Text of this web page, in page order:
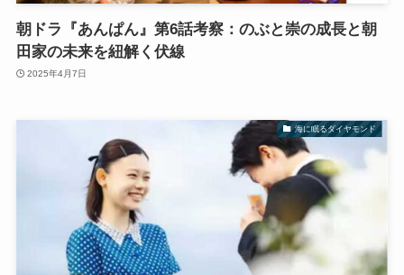
朝ドラ『あんぱん』第6話考察：のぶと崇の成長と朝
田家の未来を紐解く伏線
2025年4月7日
海に眠るダイヤモンド